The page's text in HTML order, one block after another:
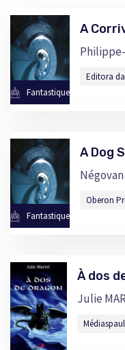
Fantastique
A
Philippe-
Editora
Fantastique
A Dog
Négovan
Oberon
À dos
Julie
Médiaspaul